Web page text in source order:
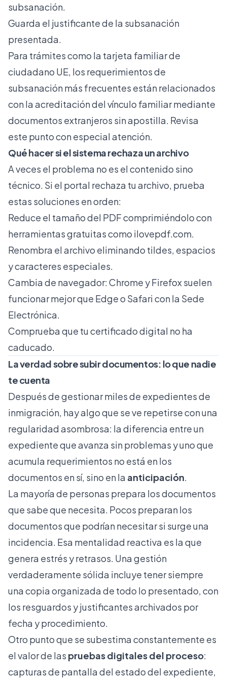
subsanación.
Guarda el justificante de la subsanación
presentada.
Para trámites como la tarjeta familiar de
ciudadano UE, los requerimientos de
subsanación más frecuentes están relacionados
con la acreditación del vínculo familiar mediante
documentos extranjeros sin apostilla. Revisa
este punto con especial atención.
Qué hacer si el sistema rechaza un archivo
A veces el problema no es el contenido sino
técnico. Si el portal rechaza tu archivo, prueba
estas soluciones en orden:
Reduce el tamaño del PDF comprimiéndolo con
herramientas gratuitas como ilovepdf.com.
Renombra el archivo eliminando tildes, espacios
y caracteres especiales.
Cambia de navegador: Chrome y Firefox suelen
funcionar mejor que Edge o Safari con la Sede
Electrónica.
Comprueba que tu certificado digital no ha
caducado.
La verdad sobre subir documentos: lo que nadie
te cuenta
Después de gestionar miles de expedientes de
inmigración, hay algo que se ve repetirse con una
regularidad asombrosa: la diferencia entre un
expediente que avanza sin problemas y uno que
acumula requerimientos no está en los
documentos en sí, sino en la anticipación.
La mayoría de personas prepara los documentos
que sabe que necesita. Pocos preparan los
documentos que podrían necesitar si surge una
incidencia. Esa mentalidad reactiva es la que
genera estrés y retrasos. Una gestión
verdaderamente sólida incluye tener siempre
una copia organizada de todo lo presentado, con
los resguardos y justificantes archivados por
fecha y procedimiento.
Otro punto que se subestima constantemente es
el valor de las pruebas digitales del proceso:
capturas de pantalla del estado del expediente,